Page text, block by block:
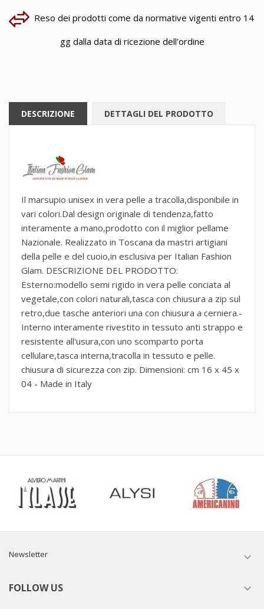
Reso dei prodotti come da normative vigenti entro 14
gg dalla data di ricezione dell'ordine
DESCRIZIONE DETTAGLI DEL PRODOTTO
Il marsupio unisex in vera pelle a tracolla,disponibile in
vari colori.Dal design originale di tendenza,fatto
interamente a mano,prodotto con il miglior pellame
Nazionale. Realizzato in Toscana da mastri artigiani
della pelle e del cuoio,in esclusiva per Italian Fashion
Glam. DESCRIZIONE DEL PRODOTTO:
Esterno:modello semi rigido in vera pelle conciata al
vegetale,con colori naturali,tasca con chiusura a zip sul
retro,due tasche anteriori una con chiusura a cerniera.-
Interno interamente rivestito in tessuto anti strappo e
resistente all'usura,con uno scomparto porta
cellulare,tasca interna,tracolla in tessuto e pelle.
chiusura di sicurezza con zip. Dimensioni: cm 16 x 45 x
04 - Made in Italy
Newsletter 
FOLLOW US 